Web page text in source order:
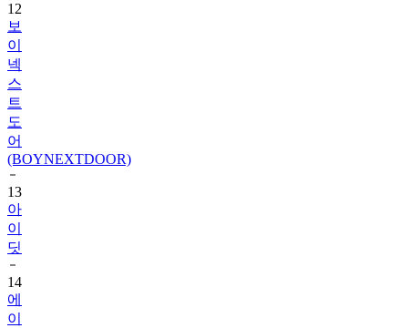
12
보
이
넥
스
트
도
어
(BOYNEXTDOOR)
13
아
이
딧
14
에
이